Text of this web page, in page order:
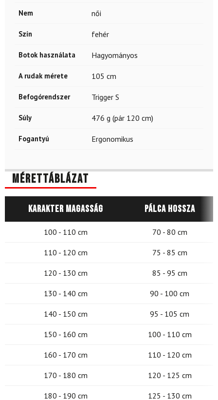
Nem női
Szín fehér
Botok használata Hagyományos
A rudak mérete 105 cm
Befogórendszer Trigger S
Súly 476 g (pár 120 cm)
Fogantyú Ergonomikus
Mérettáblázat
Karakter magasság Pálca hossza
100 - 110 cm 70 - 80 cm
110 - 120 cm 75 - 85 cm
120 - 130 cm 85 - 95 cm
130 - 140 cm 90 - 100 cm
140 - 150 cm 95 - 105 cm
150 - 160 cm 100 - 110 cm
160 - 170 cm 110 - 120 cm
170 - 180 cm 120 - 125 cm
180 - 190 cm 125 - 130 cm